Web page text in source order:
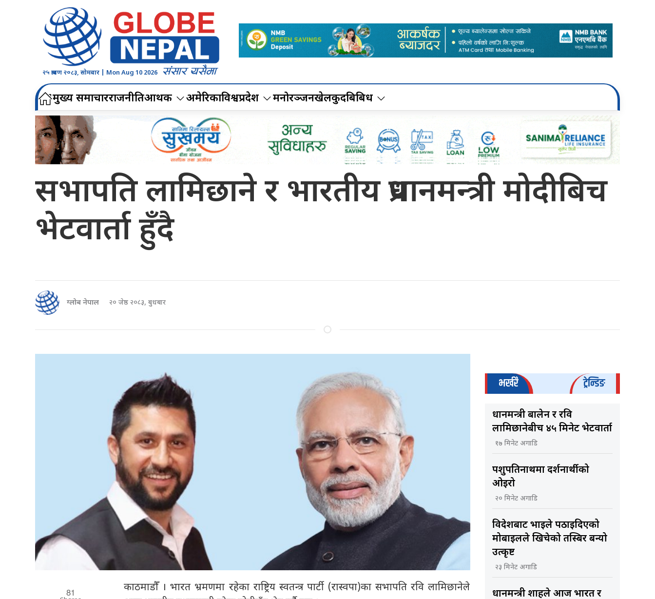
२५ श्रावण २०८३, सोमबार | Mon Aug 10 2026
मुख्य समाचारराजनीतिआर्थिक अमेरिकाविश्वप्रदेश मनोरञ्जनखेलकुदबिबिध
सभापति लामिछाने र भारतीय प्रधानमन्त्री मोदीबिच
भेटवार्ता हुँदै
ग्लोब नेपाल २० जेष्ठ २०८३, बुधबार
81
काठमाडौँ । भारत भ्रमणमा रहेका राष्ट्रिय स्वतन्त्र पार्टी (रास्वपा)का सभापति रवि लामिछानेले
भर्खरै ट्रेन्डिङ
प्रधानमन्त्री बालेन र रवि
लामिछानेबीच ४५ मिनेट भेटवार्ता
१७ मिनेट अगाडि
पशुपतिनाथमा दर्शनार्थीको
ओइरो
२० मिनेट अगाडि
विदेशबाट भाइले पठाइदिएको
मोबाइलले खिचेको तस्बिर बन्यो
उत्कृष्ट
२३ मिनेट अगाडि
प्रधानमन्त्री शाहले आज भारत र